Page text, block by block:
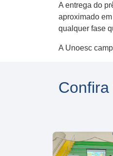
A entrega do
aproximado
qualquer fase
A Unoesc